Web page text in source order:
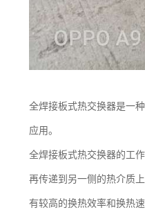
全焊接板式热交换器是一
应用。
全焊接板式热交换器的工
再传递到另一侧的热介质
有较高的换热效率和换热